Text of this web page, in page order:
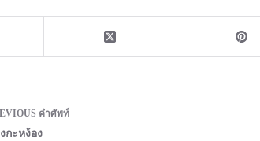
คำศัพท์
กะหง้อง